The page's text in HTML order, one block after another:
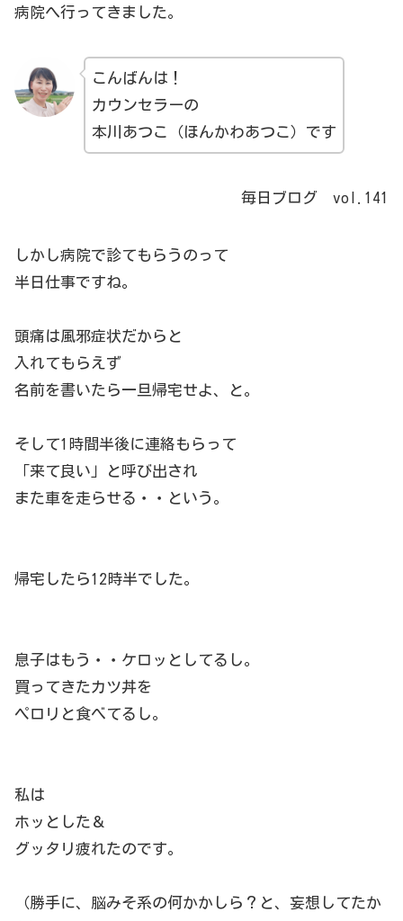
病院へ行ってきました。
こんばんは！
カウンセラーの
本川あつこ（ほんかわあつこ）です
毎日ブログ vol.141
しかし病院で診てもらうのって
半日仕事ですね。
頭痛は風邪症状だからと
入れてもらえず
名前を書いたら一旦帰宅せよ、と。
そして1時間半後に連絡もらって
「来て良い」と呼び出され
また車を走らせる・・という。
帰宅したら12時半でした。
息子はもう・・ケロッとしてるし。
買ってきたカツ丼を
ペロリと食べてるし。
私は
ホッとした＆
グッタリ疲れたのです。
（勝手に、脳みそ系の何かかしら？と、妄想してたか